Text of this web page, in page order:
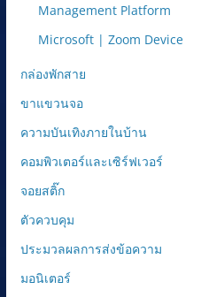
Management Platform
Microsoft | Zoom Device
กล่องพักสาย
ขาแขวนจอ
ความบันเทิงภายในบ้าน
คอมพิวเตอร์และเซิร์ฟเวอร์
จอยสติ๊ก
ตัวควบคุม
ประมวลผลการส่งข้อความ
มอนิเตอร์